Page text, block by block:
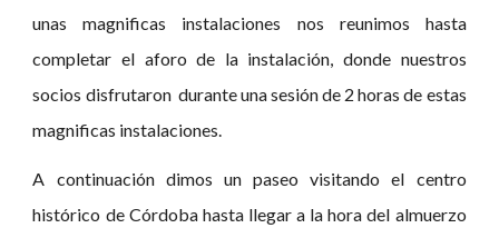
unas magnificas instalaciones nos reunimos hasta
completar el aforo de la instalación, donde nuestros
socios disfrutaron durante una sesión de 2 horas de estas
magnificas instalaciones.
A continuación dimos un paseo visitando el centro
histórico de Córdoba hasta llegar a la hora del almuerzo